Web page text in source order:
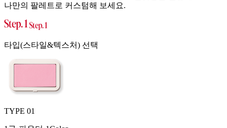
나만의 팔레트로 커스텀해 보세요.
타입(스타일&텍스처) 선택
TYPE 01